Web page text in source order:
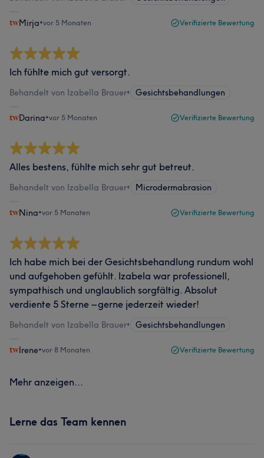
Mirja•vor 5 Monaten Verifizierte Bewertung
Ich fühlte mich gut versorgt.
Behandelt von Izabella Brauer• Gesichtsbehandlungen
Darina•vor 5 Monaten Verifizierte Bewertung
Alles bestens, fühlte mich sehr gut betreut.
Behandelt von Izabella Brauer• Microdermabrasion
Nina•vor 5 Monaten Verifizierte Bewertung
Ich habe mich bei der Gesichtsbehandlung rundum wohl
und aufgehoben gefühlt. Izabela war professionell,
sympathisch und unglaublich sorgfältig. Absolut
verdiente 5 Sterne – gerne jederzeit wieder!
Behandelt von Izabella Brauer• Gesichtsbehandlungen
Irene•vor 8 Monaten Verifizierte Bewertung
Mehr anzeigen...
Lerne das Team kennen